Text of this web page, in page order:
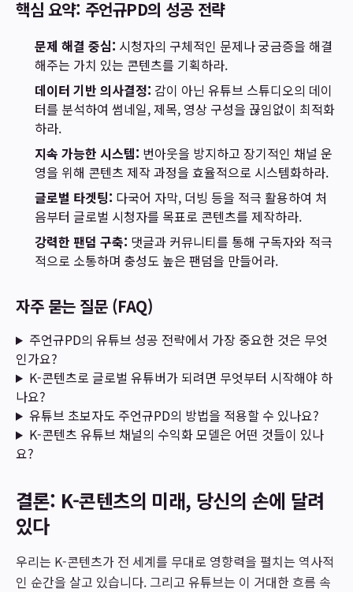
핵심 요약: 주언규PD의 성공 전략
문제 해결 중심: 시청자의 구체적인 문제나 궁금증을 해결
해주는 가치 있는 콘텐츠를 기획하라.
데이터 기반 의사결정: 감이 아닌 유튜브 스튜디오의 데이
터를 분석하여 썸네일, 제목, 영상 구성을 끊임없이 최적화
하라.
지속 가능한 시스템: 번아웃을 방지하고 장기적인 채널 운
영을 위해 콘텐츠 제작 과정을 효율적으로 시스템화하라.
글로벌 타겟팅: 다국어 자막, 더빙 등을 적극 활용하여 처
음부터 글로벌 시청자를 목표로 콘텐츠를 제작하라.
강력한 팬덤 구축: 댓글과 커뮤니티를 통해 구독자와 적극
적으로 소통하며 충성도 높은 팬덤을 만들어라.
자주 묻는 질문 (FAQ)
주언규PD의 유튜브 성공 전략에서 가장 중요한 것은 무엇
인가요?
K-콘텐츠로 글로벌 유튜버가 되려면 무엇부터 시작해야 하
나요?
유튜브 초보자도 주언규PD의 방법을 적용할 수 있나요?
K-콘텐츠 유튜브 채널의 수익화 모델은 어떤 것들이 있나
요?
결론: K-콘텐츠의 미래, 당신의 손에 달려
있다
우리는 K-콘텐츠가 전 세계를 무대로 영향력을 펼치는 역사적
인 순간을 살고 있습니다. 그리고 유튜브는 이 거대한 흐름 속